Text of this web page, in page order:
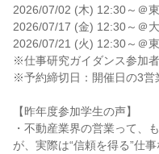
2026/07/02 (木) 12:30～＠
2026/07/17 (金) 12:30～＠
2026/07/21 (火) 12:30～＠
※仕事研究ガイダンス参加
※予約締切日：開催日の3営
【昨年度参加学生の声】
・不動産業界の営業って、
が、実際は“信頼を得る”仕